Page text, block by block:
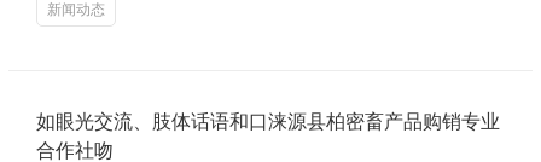
新闻动态
如眼光交流、肢体话语和口涞源县柏密畜产品购销专业
合作社吻